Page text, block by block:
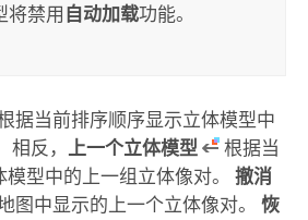
将禁用 自动加载功能。
据当前排序顺序显示立体模型中
反，
上一个立体模型
根据当
型中的上一组立体像对。 撤消
图中显示的上一个立体像对。 恢